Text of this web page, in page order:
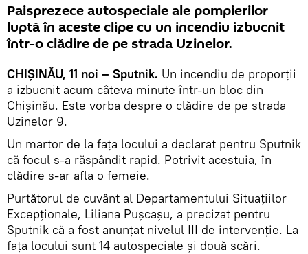
Paisprezece autospeciale ale pompierilor
luptă în aceste clipe cu un incendiu izbucnit
într-o clădire de pe strada Uzinelor.
CHIŞINĂU, 11 noi – Sputnik. Un incendiu de proporţii
a izbucnit acum câteva minute într-un bloc din
Chişinău. Este vorba despre o clădire de pe strada
Uzinelor 9.
Un martor de la faţa locului a declarat pentru Sputnik
că focul s-a răspândit rapid. Potrivit acestuia, în
clădire s-ar afla o femeie.
Purtătorul de cuvânt al Departamentului Situaţiilor
Excepţionale, Liliana Puşcaşu, a precizat pentru
Sputnik că a fost anunţat nivelul III de intervenţie. La
faţa locului sunt 14 autospeciale şi două scări.